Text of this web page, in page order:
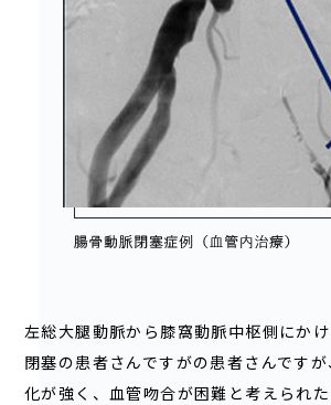
左総大腿動脈から膝窩動脈中枢側にか
閉塞の患者さんですがの患者さんです
化が強く、血管吻合が困難と考えられ